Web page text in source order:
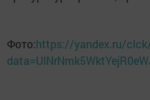
Фото:https://yandex.ru/